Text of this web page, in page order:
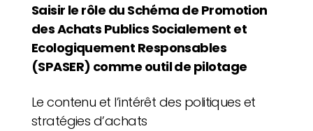
Saisir le rôle du Schéma de Promotion
des Achats Publics Socialement et
Ecologiquement Responsables
(SPASER) comme outil de pilotage
Le contenu et l’intérêt des politiques et
stratégies d’achats